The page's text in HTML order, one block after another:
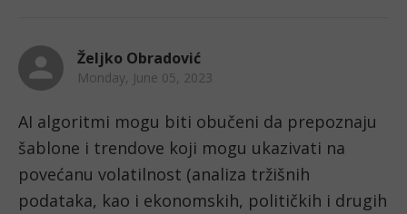
Željko Obradović
Monday, June 05, 2023
AI algoritmi mogu biti obučeni da prepoznaju
šablone i trendove koji mogu ukazivati na
povećanu volatilnost (analiza tržišnih
podataka, kao i ekonomskih, političkih i drugih